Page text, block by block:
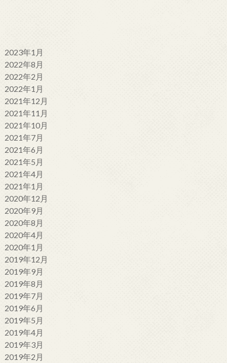
2023年1月
2022年8月
2022年2月
2022年1月
2021年12月
2021年11月
2021年10月
2021年7月
2021年6月
2021年5月
2021年4月
2021年1月
2020年12月
2020年9月
2020年8月
2020年4月
2020年1月
2019年12月
2019年9月
2019年8月
2019年7月
2019年6月
2019年5月
2019年4月
2019年3月
2019年2月